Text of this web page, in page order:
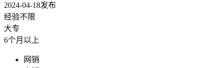
2024-04-18发布
经验不限
大专
6个月以上
网销